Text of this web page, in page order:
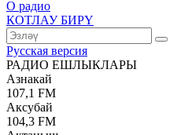
О радио
КОТЛАУ БИРҮ
Русская версия
РАДИО ЕШЛЫКЛАРЫ
Азнакай
107,1 FM
Аксубай
104,3 FM